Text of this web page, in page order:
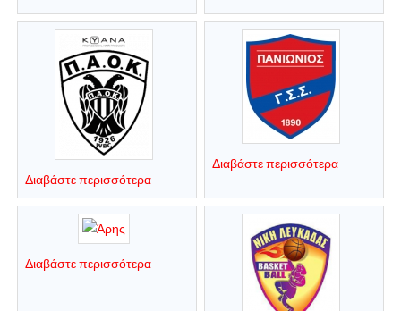
Διαβάστε περισσότερα
Διαβάστε περισσότερα
Διαβάστε περισσότερα